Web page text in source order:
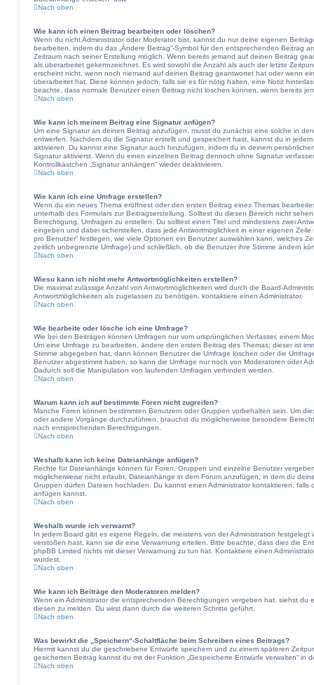
Nach oben
Wie kann ich einen Beitrag bearbeiten oder löschen?
Wenn du nicht Administrator oder Moderator bist, kannst du nur deine eigenen
bearbeiten, indem du das „Ändere Beitrag“-Symbol für den entsprechenden Beitrag
Zeitraum nach seiner Erstellung möglich. Wenn bereits jemand auf deinen Beitrag
als überarbeitet gekennzeichnet. Es wird sowohl die Anzahl als auch der letzte
erscheint nicht, wenn noch niemand auf deinen Beitrag geantwortet hat oder wenn
überarbeitet hat. Diese können jedoch, falls sie es für nötig halten, eine Notiz
beachte, dass normale Benutzer einen Beitrag nicht löschen können, wenn bereits
Nach oben
Wie kann ich meinem Beitrag eine Signatur anfügen?
Um eine Signatur an deinen Beitrag anzufügen, musst du zunächst eine solche in
entwerfen. Nachdem du die Signatur erstellt und gespeichert hast, kannst du in
aktivieren. Du kannst eine Signatur auch hinzufügen, indem du in deinem
Signatur aktivierst. Wenn du einen einzelnen Beitrag dennoch ohne Signatur
Kontrollkästchen „Signatur anhängen“ wieder deaktivieren.
Nach oben
Wie kann ich eine Umfrage erstellen?
Wenn du ein neues Thema eröffnest oder den ersten Beitrag eines Themas
unterhalb des Formulars zur Beitragserstellung. Solltest du diesen Bereich nicht
Berechtigung, Umfragen zu erstellen. Du solltest einen Titel und mindestens zwei
eingeben und dabei sicherstellen, dass jede Antwortmöglichkeit in einer eigenen
pro Benutzer“ festlegen, wie viele Optionen ein Benutzer auswählen kann, welches
zeitlich unbegrenzte Umfrage) und schließlich, ob die Benutzer ihre Stimme ändern
Nach oben
Wieso kann ich nicht mehr Antwortmöglichkeiten erstellen?
Die maximal zulässige Anzahl von Antwortmöglichkeiten wird durch die Board-
Antwortmöglichkeiten als zugelassen zu benötigen, kontaktiere einen Administrator.
Nach oben
Wie bearbeite oder lösche ich eine Umfrage?
Wie bei den Beiträgen können Umfragen nur vom ursprünglichen Verfasser, einem
Um eine Umfrage zu bearbeiten, ändere den ersten Beitrag des Themas; dieser ist
Stimme abgegeben hat, dann können Benutzer die Umfrage löschen oder die
Benutzer abgestimmt haben, so kann die Umfrage nur noch von Moderatoren oder
Dadurch soll die Manipulation von laufenden Umfragen verhindert werden.
Nach oben
Warum kann ich auf bestimmte Foren nicht zugreifen?
Manche Foren können bestimmten Benutzern oder Gruppen vorbehalten sein. Um
oder andere Vorgänge durchzuführen, brauchst du möglicherweise besondere
nach entsprechenden Berechtigungen.
Nach oben
Weshalb kann ich keine Dateianhänge anfügen?
Rechte für Dateianhänge können für Foren, Gruppen und einzelne Benutzer
möglicherweise nicht erlaubt, Dateianhänge in dem Forum anzufügen, in dem du
Gruppen dürfen Dateien hochladen. Du kannst einen Administrator kontaktieren,
anfügen kannst.
Nach oben
Weshalb wurde ich verwarnt?
In jedem Board gibt es eigene Regeln, die meistens von der Administration
verstoßen hast, kann sie dir eine Verwarnung erteilen. Bitte beachte, dass dies die
phpBB Limited nichts mit dieser Verwarnung zu tun hat. Kontaktiere einen
wurdest.
Nach oben
Wie kann ich Beiträge den Moderatoren melden?
Wenn ein Administrator die entsprechenden Berechtigungen vergeben hat, siehst du
diesen zu melden. Du wirst dann durch die weiteren Schritte geführt.
Nach oben
Was bewirkt die „Speichern“-Schaltfläche beim Schreiben eines Beitrags?
Hiermit kannst du die geschriebene Entwürfe speichern und zu einem späteren
gesicherten Beitrag kannst du mit der Funktion „Gespeicherte Entwürfe verwalten“ in
Nach oben